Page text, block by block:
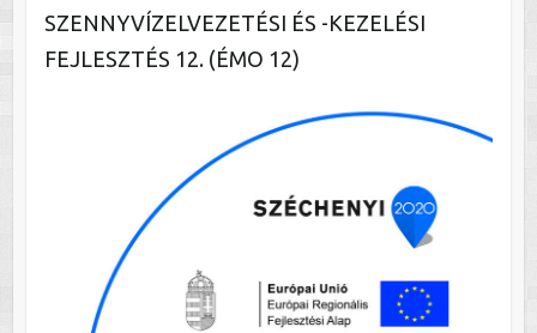
SZENNYVÍZELVEZETÉSI ÉS -KEZELÉSI
FEJLESZTÉS 12. (ÉMO 12)